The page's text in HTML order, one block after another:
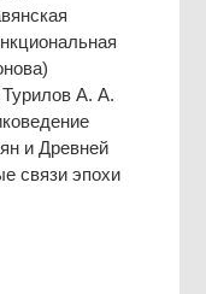
Турилов А. А.
и Древней
связи эпохи